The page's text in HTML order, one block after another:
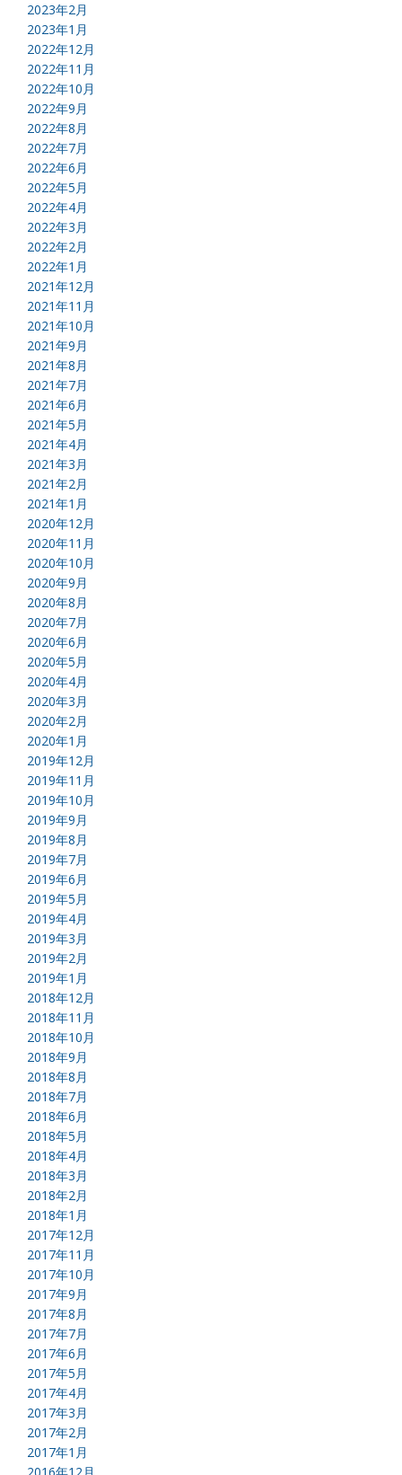
2023年2月
2023年1月
2022年12月
2022年11月
2022年10月
2022年9月
2022年8月
2022年7月
2022年6月
2022年5月
2022年4月
2022年3月
2022年2月
2022年1月
2021年12月
2021年11月
2021年10月
2021年9月
2021年8月
2021年7月
2021年6月
2021年5月
2021年4月
2021年3月
2021年2月
2021年1月
2020年12月
2020年11月
2020年10月
2020年9月
2020年8月
2020年7月
2020年6月
2020年5月
2020年4月
2020年3月
2020年2月
2020年1月
2019年12月
2019年11月
2019年10月
2019年9月
2019年8月
2019年7月
2019年6月
2019年5月
2019年4月
2019年3月
2019年2月
2019年1月
2018年12月
2018年11月
2018年10月
2018年9月
2018年8月
2018年7月
2018年6月
2018年5月
2018年4月
2018年3月
2018年2月
2018年1月
2017年12月
2017年11月
2017年10月
2017年9月
2017年8月
2017年7月
2017年6月
2017年5月
2017年4月
2017年3月
2017年2月
2017年1月